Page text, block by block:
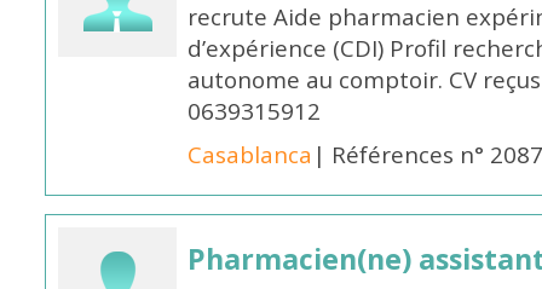
recrute Aide pharmacien
d’expérience (CDI) Profil
autonome au comptoir. CV
0639315912
Casablanca | Références n°
Pharmacien(ne)